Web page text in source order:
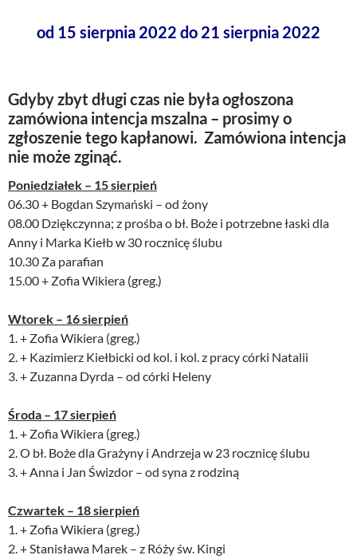
od 15 sierpnia 2022 do 21 sierpnia 2022
Gdyby zbyt długi czas nie była ogłoszona
zamówiona intencja mszalna – prosimy o
zgłoszenie tego kapłanowi. Zamówiona intencja
nie może zginąć.
Poniedziałek – 15 sierpień
06.30 + Bogdan Szymański – od żony
08.00 Dziękczynna; z prośba o bł. Boże i potrzebne łaski dla
Anny i Marka Kiełb w 30 rocznicę ślubu
10.30 Za parafian
15.00 + Zofia Wikiera (greg.)
Wtorek – 16 sierpień
1. + Zofia Wikiera (greg.)
2. + Kazimierz Kiełbicki od kol. i kol. z pracy córki Natalii
3. + Zuzanna Dyrda – od córki Heleny
Środa – 17 sierpień
1. + Zofia Wikiera (greg.)
2. O bł. Boże dla Grażyny i Andrzeja w 23 rocznicę ślubu
3. + Anna i Jan Świzdor – od syna z rodziną
Czwartek – 18 sierpień
1. + Zofia Wikiera (greg.)
2. + Stanisława Marek – z Róży św. Kingi